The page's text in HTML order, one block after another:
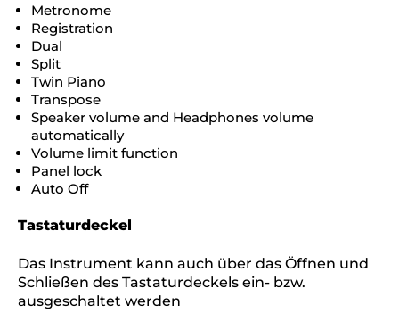
Metronome
Registration
Dual
Split
Twin Piano
Transpose
Speaker volume and Headphones volume
automatically
Volume limit function
Panel lock
Auto Off
Tastaturdeckel
Das Instrument kann auch über das Öffnen und
Schließen des Tastaturdeckels ein- bzw.
ausgeschaltet werden